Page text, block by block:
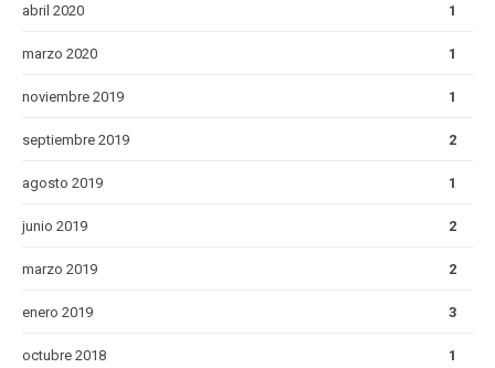
abril 2020 1
marzo 2020 1
noviembre 2019 1
septiembre 2019 2
agosto 2019 1
junio 2019 2
marzo 2019 2
enero 2019 3
octubre 2018 1